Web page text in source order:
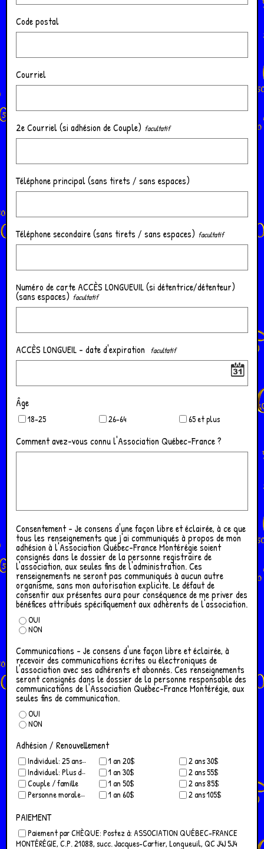
Code postal
Courriel
2e Courriel (si adhésion de Couple)
Téléphone principal (sans tirets / sans espaces)
Téléphone secondaire (sans tirets / sans espaces)
Numéro de carte ACCÈS LONGUEUIL (si détentrice/détenteur)
(sans espaces)
ACCÈS LONGUEIL - date d'expiration
Âge
18-25 26-64 65 et plus
Comment avez-vous connu l'Association Québec-France ?
Consentement - Je consens d'une façon libre et éclairée, à ce que
tous les renseignements que j'ai communiqués à propos de mon
adhésion à l'Association Québec-France Montérégie soient
consignés dans le dossier de la personne registraire de
l'association, aux seules fins de l'administration. Ces
renseignements ne seront pas communiqués à aucun autre
organisme, sans mon autorisation explicite. Le défaut de
consentir aux présentes aura pour conséquence de me priver des
bénéfices attribués spécifiquement aux adhérents de l'association.
OUI
NON
Communications - Je consens d'une façon libre et éclairée, à
recevoir des communications écrites ou électroniques de
l'association avec ses adhérents et abonnés. Ces renseignements
seront consignés dans le dossier de la personne responsable des
communications de l'Association Québec-France Montérégie, aux
seules fins de communication.
OUI
NON
Adhésion / Renouvellement
Individuel: 25 ans et moins
Individuel: Plus de 25 ans
Couple / famille
Personne morale / organisme
1 an 20$
1 an 30$
1 an 50$
1 an 60$
2 ans 30$
2 ans 55$
2 ans 85$
2 ans 105$
PAIEMENT
Paiement par CHÈQUE: Postez à: ASSOCIATION QUÉBEC-FRANCE
MONTÉRÉGIE, C.P. 21088, succ. Jacques-Cartier, Longueuil, QC J4J 5J4